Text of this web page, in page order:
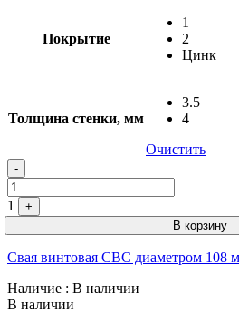
Покрытие
1
2
Цинк
Толщина стенки, мм
3.5
4
Очистить
-
1
+
В корзину
Свая винтовая СВС диаметром 108
Наличие : В наличии
В наличии